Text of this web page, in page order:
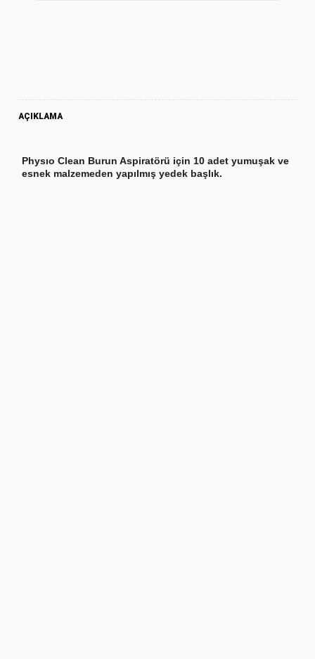
AÇIKLAMA
Physıo Clean Burun Aspiratörü için 10 adet yumuşak ve
esnek malzemeden yapılmış yedek başlık.